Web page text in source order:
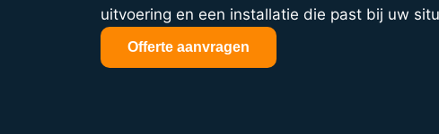
uitvoering en een installatie die past bij uw
Offerte aanvragen